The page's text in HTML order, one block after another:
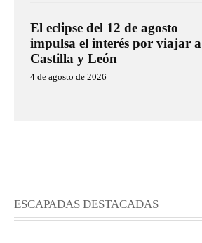
El eclipse del 12 de agosto
impulsa el interés por viajar a
Castilla y León
4 de agosto de 2026
ESCAPADAS DESTACADAS